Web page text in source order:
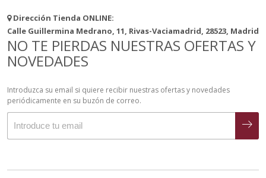
Dirección Tienda ONLINE:
Calle Guillermina Medrano, 11, Rivas-Vaciamadrid, 28523, Madrid
NO TE PIERDAS NUESTRAS OFERTAS Y
NOVEDADES
Introduzca su email si quiere recibir nuestras ofertas y novedades
periódicamente en su buzón de correo.